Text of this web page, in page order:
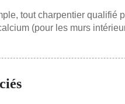
tout charpentier qualifié
(pour les murs